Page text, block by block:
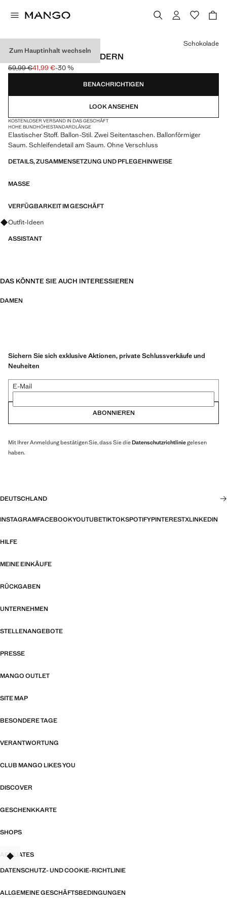
Zum Hauptinhalt wechseln
BALLONHOSE MIT BÄNDERN
Ausgangspreis durchgestrichen [59,99 € ]
59,99 €
Aktueller Preis [41,99 € ]
41,99 €-30 %
Wählen Sie eine Farbe
Schokolade
BENACHRICHTIGEN
LOOK ANSEHEN
KOSTENLOSER VERSAND IN DAS GESCHÄFT
HOHE BUNDHÖHESTANDARDLÄNGE
Elastischer Stoff. Ballon-Stil. Zwei Seitentaschen. Ballonförmiger
Saum. Schleifendetail am Saum. Ohne Verschluss
DETAILS, ZUSAMMENSETZUNG UND PFLEGEHINWEISE
MASSE
VERFÜGBARKEIT IM GESCHÄFT
Fragen zu Looks, Kleidungsstücken und Trends
Outfit-Ideen
ASSISTANT
DAS KÖNNTE SIE AUCH INTERESSIEREN
DAMEN
Sichern Sie sich exklusive Aktionen, private Schlussverkäufe und
Neuheiten
E-Mail
ABONNIEREN
Mit Ihrer Anmeldung bestätigen Sie, dass Sie dieDatenschutzrichtliniegelesen
haben.
DEUTSCHLAND
INSTAGRAMFACEBOOKYOUTUBETIKTOKSPOTIFYPINTERESTXLINKEDIN
HILFE
MEINE EINKÄUFE
RÜCKGABEN
UNTERNEHMEN
STELLENANGEBOTE
PRESSE
MANGO OUTLET
SITE MAP
BESONDERE TAGE
VERANTWORTUNG
CLUB MANGO LIKES YOU
DISCOVER
GESCHENKKARTE
SHOPS
AFFILIATES
DATENSCHUTZ- UND COOKIE-RICHTLINIE
ALLGEMEINE GESCHÄFTSBEDINGUNGEN